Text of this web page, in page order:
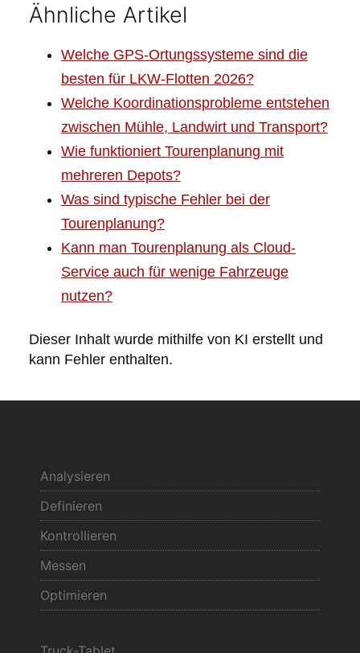
Ähnliche Artikel
Welche GPS-Ortungssysteme sind die
besten für LKW-Flotten 2026?
Welche Koordinationsprobleme entstehen
zwischen Mühle, Landwirt und Transport?
Wie funktioniert Tourenplanung mit
mehreren Depots?
Was sind typische Fehler bei der
Tourenplanung?
Kann man Tourenplanung als Cloud-
Service auch für wenige Fahrzeuge
nutzen?
Dieser Inhalt wurde mithilfe von KI erstellt und
kann Fehler enthalten.
Analysieren
Definieren
Kontrollieren
Messen
Optimieren